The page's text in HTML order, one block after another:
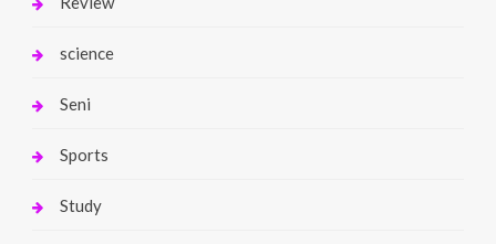
science
Seni
Sports
Study